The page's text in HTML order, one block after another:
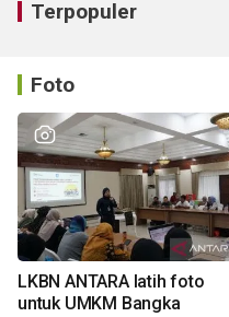
Terpopuler
Foto
LKBN ANTARA latih foto
untuk UMKM Bangka